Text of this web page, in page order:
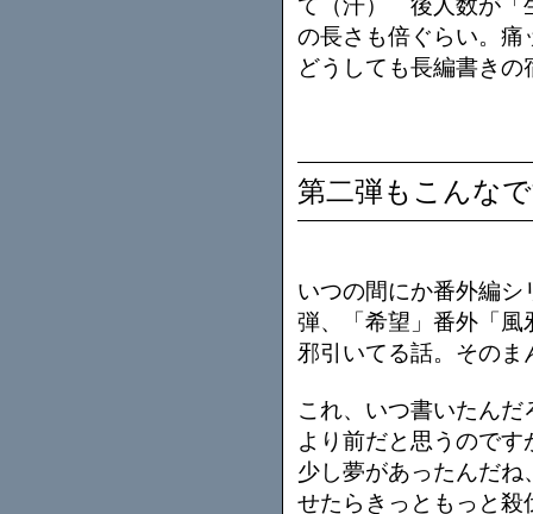
て（汗） 後人数が「
の長さも倍ぐらい。痛
どうしても長編書き
第二弾もこんな
いつの間にか番外編
弾、「希望」番外「風
邪引いてる話。そのま
これ、いつ書いたん
より前だと思うので
少し夢があったんだ
せたらきっともっと殺